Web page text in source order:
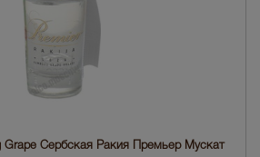
Grape Сербская Ракия Премьер Мускат